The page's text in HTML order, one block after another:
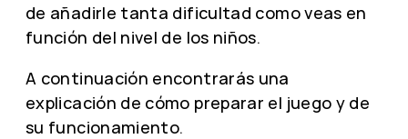
de añadirle tanta dificultad como veas en
función del nivel de los niños.
A continuación encontrarás una
explicación de cómo preparar el juego y de
su funcionamiento.